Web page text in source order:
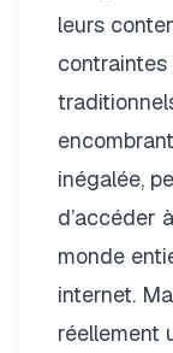
leurs
inégalée,
d’accéder
monde
internet.
réellement